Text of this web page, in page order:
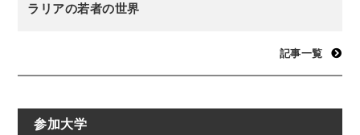
ラリアの若者の世界
記事一覧
参加大学